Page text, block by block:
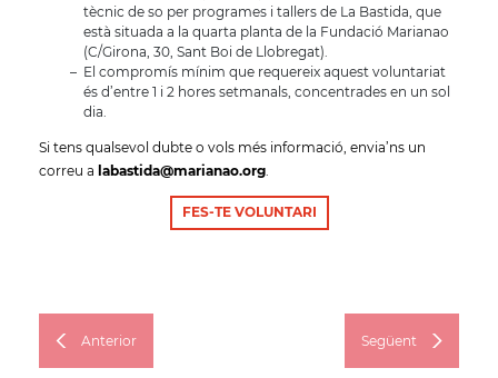
tècnic de so per programes i tallers de La Bastida, que
està situada a la quarta planta de la Fundació Marianao
(C/Girona, 30, Sant Boi de Llobregat).
El compromís mínim que requereix aquest voluntariat
és d’entre 1 i 2 hores setmanals, concentrades en un sol
dia.
Si tens qualsevol dubte o vols més informació, envia’ns un
correu a labastida@marianao.org
FES-TE VOLUNTARI
Anterior Següent